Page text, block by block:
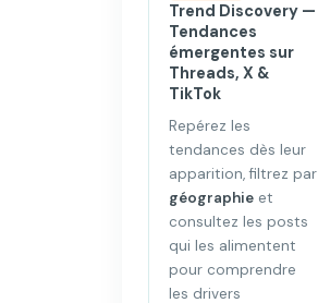
Trend Discovery —
Tendances
émergentes sur
Threads, X &
TikTok
Repérez les
tendances dès leur
apparition, filtrez par
géographieet
consultez les posts
qui les alimentent
pour comprendre
les drivers